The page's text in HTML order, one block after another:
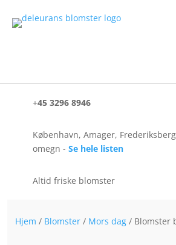
+45 3296 8946
København, Amager,
omegn - Se hele listen
Altid friske blomster
Hjem / Blomster / Mors dag / Blomster